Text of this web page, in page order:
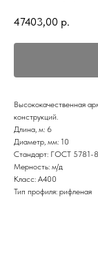
47403,00 р.
Высококачественная
конструкций.
Длина, м: 6
Диаметр, мм: 10
Стандарт: ГОСТ 5781-
Мерность: м/д
Класс: А400
Тип профиля: рифленая